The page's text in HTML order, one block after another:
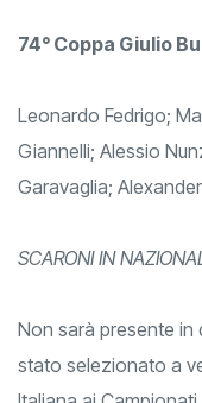
74° Coppa Giulio
Leonardo Fedrigo;
Giannelli; Alessio
Garavaglia;
SCARONI IN
Non sarà presente in
stato selezionato a